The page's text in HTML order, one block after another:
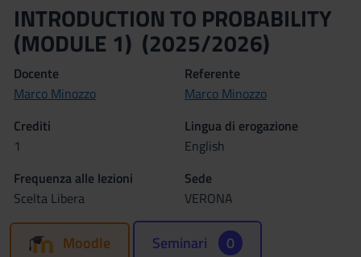
INTRODUCTION TO PROBABILITY
(MODULE 1) (2025/2026)
Docente
Marco Minozzo
Referente
Marco Minozzo
Crediti
1
Lingua di erogazione
English
Frequenza alle lezioni
Scelta Libera
Sede
VERONA
Moodle Seminari 0